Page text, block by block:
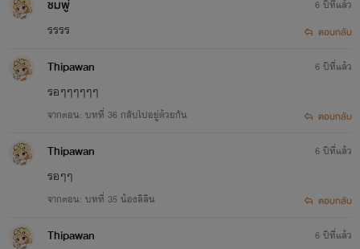
ชมพู่
รรรร
6 ปีที่แล้ว
ตอบกลับ
Thipawan
รอๆๆๆๆๆๆ
จากตอน: บทที่ 36 กลับไปอยู่ด้วยกัน
6 ปีที่แล้ว
ตอบกลับ
Thipawan
รอๆๆ
จากตอน: บทที่ 35 น้องลิลิน
6 ปีที่แล้ว
ตอบกลับ
Thipawan 6 ปีที่แล้ว